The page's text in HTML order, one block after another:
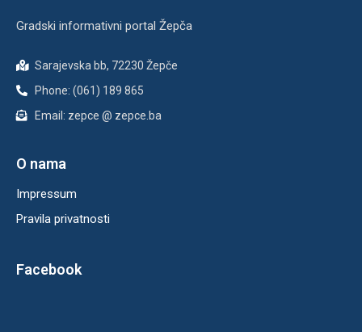
Gradski informativni portal Žepča
Sarajevska bb, 72230 Žepče
Phone: (061) 189 865
Email: zepce @ zepce.ba
O nama
Impressum
Pravila privatnosti
Facebook